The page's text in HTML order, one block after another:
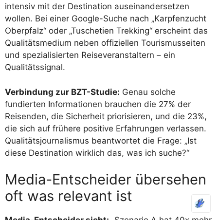
intensiv mit der Destination auseinandersetzen
wollen. Bei einer Google-Suche nach „Karpfenzucht
Oberpfalz“ oder „Tuschetien Trekking“ erscheint das
Qualitätsmedium neben offiziellen Tourismusseiten
und spezialisierten Reiseveranstaltern – ein
Qualitätssignal.
Verbindung zur BZT-Studie: Genau solche
fundierten Informationen brauchen die 27% der
Reisenden, die Sicherheit priorisieren, und die 23%,
die sich auf frühere positive Erfahrungen verlassen.
Qualitätsjournalismus beantwortet die Frage: „Ist
diese Destination wirklich das, was ich suche?“
Media-Entscheider übersehen
oft was relevant ist